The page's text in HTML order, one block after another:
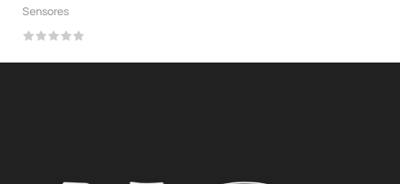
Sensores